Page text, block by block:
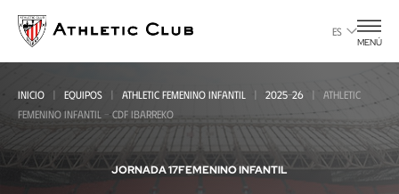
contenido
principal
ES
MENÚ
INICIO EQUIPOS ATHLETIC FEMENINO INFANTIL 2025-26
ATHLETIC
FEMENINO INFANTIL - CDF IBARREKO
JORNADA 17FEMENINO INFANTIL